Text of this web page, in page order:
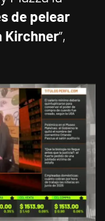
de pelear
Kirchner”,